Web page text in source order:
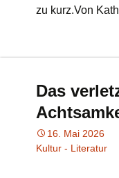
zu kurz.Von
Das
16. Mai 2026
Kultur - Literatur